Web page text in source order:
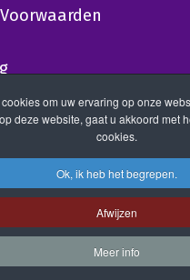
om uw ervaring op onze
deze website, gaat u akkoord met
cookies.
Ok, ik heb het begrepen.
Afwijzen
Meer info